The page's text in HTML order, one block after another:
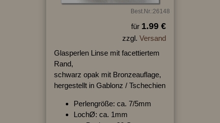
Best.Nr.:26148
für 1.99 €
zzgl. Versand
Glasperlen Linse mit facettiertem
Rand,
schwarz opak mit Bronzeauflage,
hergestellt in Gablonz / Tschechien
Perlengröße: ca. 7/5mm
LochØ: ca. 1mm